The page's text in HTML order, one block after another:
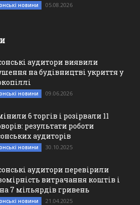
новини 05.08.2026
аудитори виявили
на будівництві укриття у
новини 09.06.2026
6 торгів і розірвали 11
результати роботи
аудиторів
новини 30.10.2025
аудитори перевірили
витрачання коштів і
7 мільярдів гривень
новини 21.04.2025